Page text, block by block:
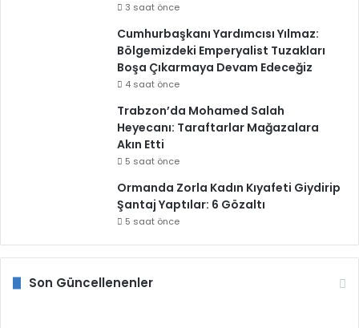
3 saat önce
Cumhurbaşkanı Yardımcısı Yılmaz:
Bölgemizdeki Emperyalist Tuzakları
Boşa Çıkarmaya Devam Edeceğiz
4 saat önce
Trabzon’da Mohamed Salah
Heyecanı: Taraftarlar Mağazalara
Akın Etti
5 saat önce
Ormanda Zorla Kadın Kıyafeti Giydirip
Şantaj Yaptılar: 6 Gözaltı
5 saat önce
Son Güncellenenler